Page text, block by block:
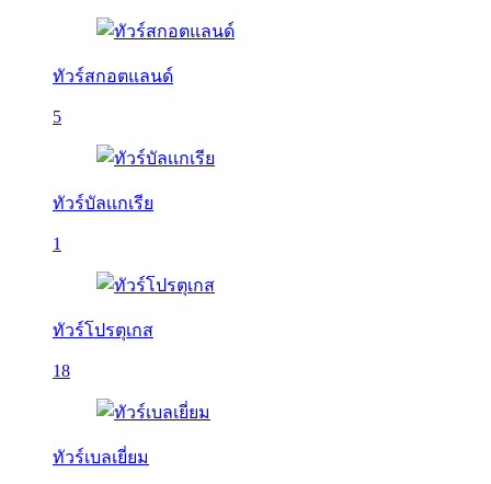
ทัวร์สกอตแลนด์
5
ทัวร์บัลเเกเรีย
1
ทัวร์โปรตุเกส
18
ทัวร์เบลเยี่ยม